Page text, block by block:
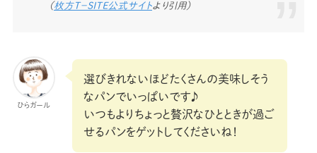
（枚方T−SITE公式サイトより引用）
ひらガール
選びきれないほどたくさんの美味しそう
なパンでいっぱいです♪
いつもよりちょっと贅沢なひとときが過ご
せるパンをゲットしてくださいね！